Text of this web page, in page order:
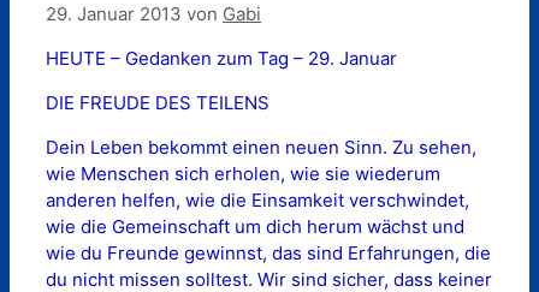
29. Januar 2013 von Gabi
HEUTE – Gedanken zum Tag – 29. Januar
DIE FREUDE DES TEILENS
Dein Leben bekommt einen neuen Sinn. Zu sehen,
wie Menschen sich erholen, wie sie wiederum
anderen helfen, wie die Einsamkeit verschwindet,
wie die Gemeinschaft um dich herum wächst und
wie du Freunde gewinnst, das sind Erfahrungen, die
du nicht missen solltest. Wir sind sicher, dass keiner